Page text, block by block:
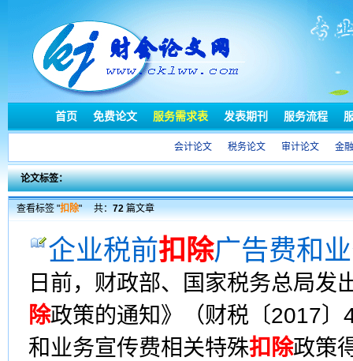
首页 免费论文 服务需求表 发表期刊 服务流程
会计论文 税务论文 审计论文 金
论文标签：
查看标签 "扣除" 共：72篇文章
企业税前扣除广告费和
日前，财政部、国家税务总局发
除政策的通知》（财税〔2017
和业务宣传费相关特殊扣除政策